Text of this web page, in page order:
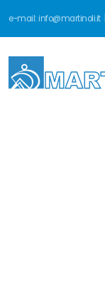
e-mail:info@martinoli.it|